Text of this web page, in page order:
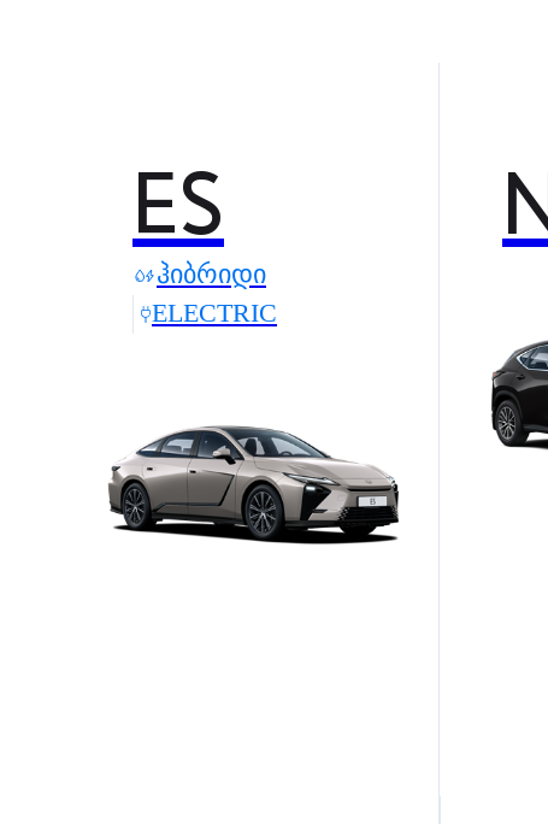
ES
ᲰᲘᲑᲠᲘᲓᲘ
ELECTRIC